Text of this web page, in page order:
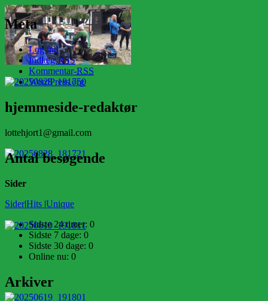
Meta
Log ind
Indlæg-RSS
Kommentar-RSS
WordPress.org
hjemmeside-redaktør
lottehjort1@gmail.com
Antal besøgende
Sider
Sider|Hits |Unique
Sidste 24 timer: 0
Sidste 7 dage: 0
Sidste 30 dage: 0
Online nu: 0
Arkiver